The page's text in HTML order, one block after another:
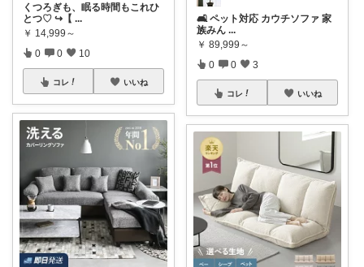
くつろぎも、眠る時間もこれひ
とつ♡ ↪︎【 ...
￥ 14,999～
0 0 10
コレ いいね
🛋️ ペット対応 カウチソファ 家
族みん ...
￥ 89,999～
0 0 3
コレ いいね